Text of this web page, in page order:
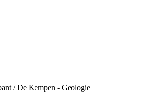
/ De Kempen - Geologie